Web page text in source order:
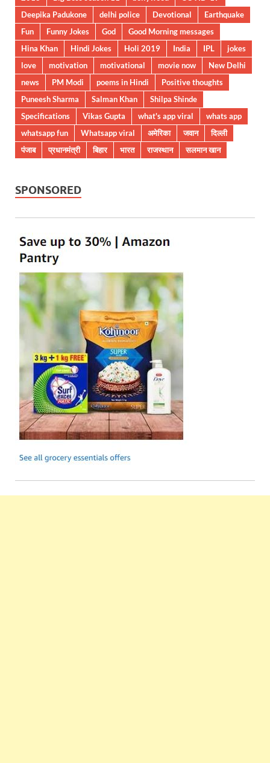
Deepika Padukone
delhi police Devotional
Earthquake
Fun
Funny Jokes God
Good Morning messages
Hina Khan
Hindi Jokes Holi 2019 India IPL
jokes
love
motivation motivational movie now
New Delhi
news
PM Modi poems in Hindi
Positive thoughts
Puneesh Sharma
Salman Khan
Shilpa Shinde
Specifications
Vikas Gupta what's app viral
whats app
whatsapp fun
Whatsapp viral अमेरिका जवान
दिल्ली
पंजाब
प्रधानमंत्री बिहार भारत राजस्थान सलमान खान
SPONSORED